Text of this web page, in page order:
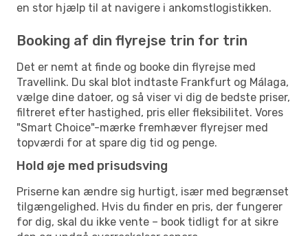
en stor hjælp til at navigere i ankomstlogistikken.
Booking af din flyrejse trin for trin
Det er nemt at finde og booke din flyrejse med
Travellink. Du skal blot indtaste Frankfurt og Málaga,
vælge dine datoer, og så viser vi dig de bedste priser,
filtreret efter hastighed, pris eller fleksibilitet. Vores
"Smart Choice"-mærke fremhæver flyrejser med
topværdi for at spare dig tid og penge.
Hold øje med prisudsving
Priserne kan ændre sig hurtigt, især med begrænset
tilgængelighed. Hvis du finder en pris, der fungerer
for dig, skal du ikke vente – book tidligt for at sikre